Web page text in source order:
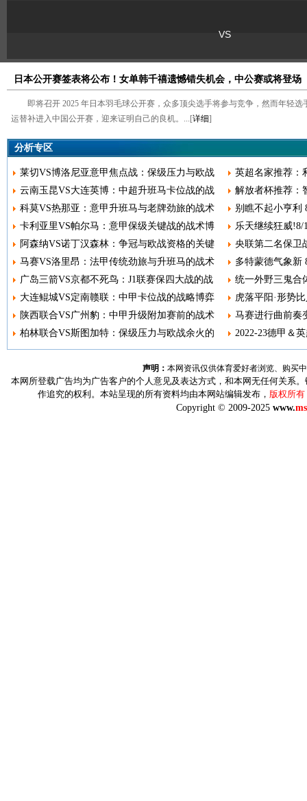
日本公开赛签表将公布！女单韩千禧遗憾错失机会，中公赛或将登场
即将召开 2025 年日本羽毛球公开赛，众多顶尖选手将参与竞争，然而年轻
运替补进入中国公开赛，迎来证明自己的良机。...[详细]
分析专区
莱切VS博洛尼亚意甲焦点战：保级压力与欧战
云南玉昆VS大连英博：中超升班马卡位战的战
科莫VS热那亚：意甲升班马与老牌劲旅的战术
卡利亚里VS帕尔马：意甲保级关键战的战术博
阿森纳VS诺丁汉森林：争冠与欧战资格的关键
马赛VS洛里昂：法甲传统劲旅与升班马的战术
广岛三箭VS京都不死鸟：J1联赛保四大战的战
大连鲲城VS定南赣联：中甲卡位战的战略博弈
陕西联合VS广州豹：中甲升级附加赛前的战术
柏林联合VS斯图加特：保级压力与欧战余火的
英超名家推荐：
解放者杯推荐：
别瞧不起小亨利
乐天继续狂威!8/
央联第二名保卫
多特蒙德气象新
统一外野三鬼合
虎落平阳·形势
马赛进行曲前奏
2022-23德甲＆
声明： 本网资讯仅供体育爱好者浏览、购买
本网所登载广告均为广告客户的个人意见及表达方式，和本网无任何关系
作追究的权利。本站呈现的所有资料均由本网站编辑发布， 版权所有
Copyright © 2009-2025 www.